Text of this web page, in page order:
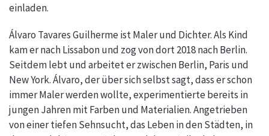
einladen.
Álvaro Tavares Guilherme ist Maler und Dichter. Als Kind
kam er nach Lissabon und zog von dort 2018 nach Berlin.
Seitdem lebt und arbeitet er zwischen Berlin, Paris und
New York. Álvaro, der über sich selbst sagt, dass er schon
immer Maler werden wollte, experimentierte bereits in
jungen Jahren mit Farben und Materialien. Angetrieben
von einer tiefen Sehnsucht, das Leben in den Städten, in